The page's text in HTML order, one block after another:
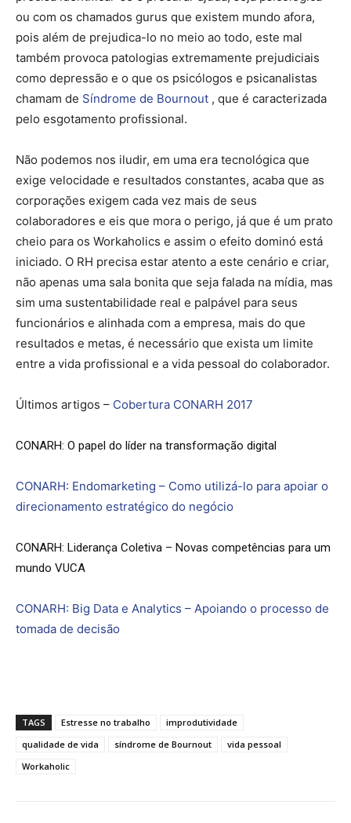
ou com os chamados gurus que existem mundo afora,
pois além de prejudica-lo no meio ao todo, este mal
também provoca patologias extremamente prejudiciais
como depressão e o que os psicólogos e psicanalistas
chamam de Síndrome de Bournout , que é caracterizada
pelo esgotamento profissional.
Não podemos nos iludir, em uma era tecnológica que
exige velocidade e resultados constantes, acaba que as
corporações exigem cada vez mais de seus
colaboradores e eis que mora o perigo, já que é um prato
cheio para os Workaholics e assim o efeito dominó está
iniciado. O RH precisa estar atento a este cenário e criar,
não apenas uma sala bonita que seja falada na mídia, mas
sim uma sustentabilidade real e palpável para seus
funcionários e alinhada com a empresa, mais do que
resultados e metas, é necessário que exista um limite
entre a vida profissional e a vida pessoal do colaborador.
Últimos artigos – Cobertura CONARH 2017
CONARH: O papel do líder na transformação digital
CONARH: Endomarketing – Como utilizá-lo para apoiar o
direcionamento estratégico do negócio
CONARH: Liderança Coletiva – Novas competências para um
mundo VUCA
CONARH: Big Data e Analytics – Apoiando o processo de
tomada de decisão
TAGS Estresse no trabalho
improdutividade
qualidade de vida
síndrome de Bournout
vida pessoal
Workaholic